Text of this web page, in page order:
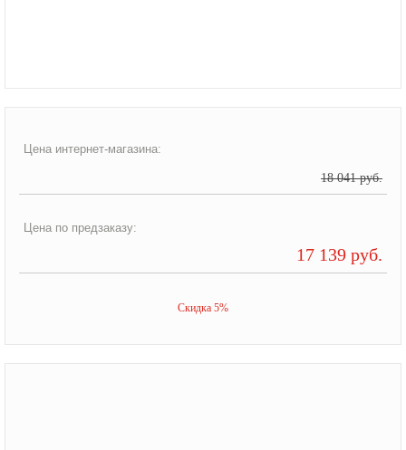
Цена интернет-магазина:
18 041 руб.
Цена по предзаказу:
17 139 руб.
Скидка 5%